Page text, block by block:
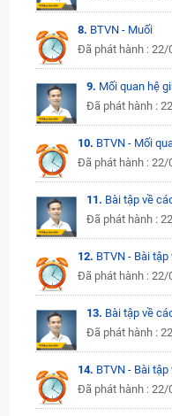
8. BTVN - Muối
Đã phát hành : 22/
9. Mối quan hệ
Đã phát hành :
10. BTVN - Mối
Đã phát hành : 22/
11. Bài tập về
Đã phát hành :
12. BTVN - Bài
Đã phát hành : 22/
13. Bài tập về
Đã phát hành :
14. BTVN - Bài
Đã phát hành : 22/